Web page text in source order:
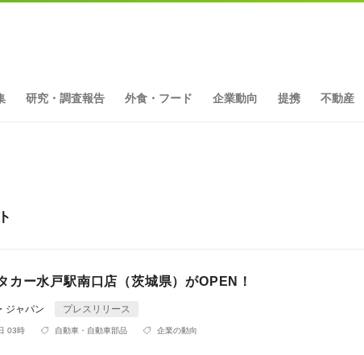
研究・調査報告 外食・フード 企業動向 提携 不動産
カー水戸駅南口店（茨城県）がOPEN！
ジャパン プレスリリース
03時 自動車・自動車部品 企業の動向